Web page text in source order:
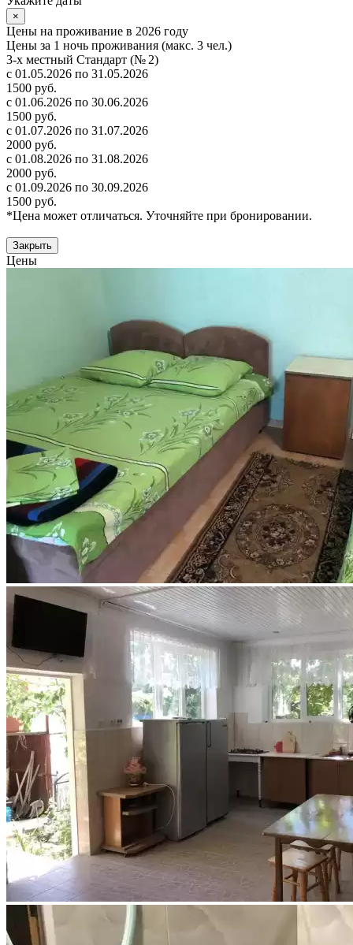
×
Цены на проживание в 2026 году
Цены за 1 ночь проживания (макс. 3 чел.)
3-х местный Стандарт (№ 2)
с 01.05.2026 по 31.05.2026
1500 руб.
с 01.06.2026 по 30.06.2026
1500 руб.
с 01.07.2026 по 31.07.2026
2000 руб.
с 01.08.2026 по 31.08.2026
2000 руб.
с 01.09.2026 по 30.09.2026
1500 руб.
*Цена может отличаться. Уточняйте при бронировании.
Закрыть
Цены